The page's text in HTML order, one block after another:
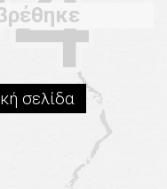
σελίδα